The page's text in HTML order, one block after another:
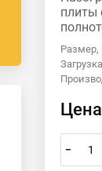
плиты
завод
–